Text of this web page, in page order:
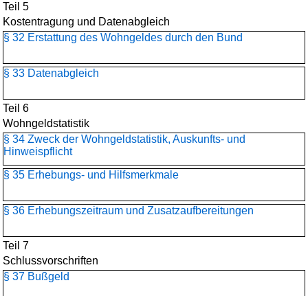
Teil 5
Kostentragung und Datenabgleich
§ 32 Erstattung des Wohngeldes durch den Bund
§ 33 Datenabgleich
Teil 6
Wohngeldstatistik
§ 34 Zweck der Wohngeldstatistik, Auskunfts- und
Hinweispflicht
§ 35 Erhebungs- und Hilfsmerkmale
§ 36 Erhebungszeitraum und Zusatzaufbereitungen
Teil 7
Schlussvorschriften
§ 37 Bußgeld